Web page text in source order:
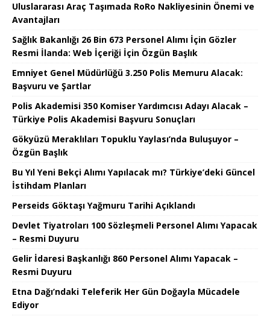
Uluslararası Araç Taşımada RoRo Nakliyesinin Önemi ve
Avantajları
Sağlık Bakanlığı 26 Bin 673 Personel Alımı İçin Gözler
Resmi İlanda: Web İçeriği İçin Özgün Başlık
Emniyet Genel Müdürlüğü 3.250 Polis Memuru Alacak:
Başvuru ve Şartlar
Polis Akademisi 350 Komiser Yardımcısı Adayı Alacak –
Türkiye Polis Akademisi Başvuru Sonuçları
Gökyüzü Meraklıları Topuklu Yaylası’nda Buluşuyor –
Özgün Başlık
Bu Yıl Yeni Bekçi Alımı Yapılacak mı? Türkiye’deki Güncel
İstihdam Planları
Perseids Göktaşı Yağmuru Tarihi Açıklandı
Devlet Tiyatroları 100 Sözleşmeli Personel Alımı Yapacak
– Resmi Duyuru
Gelir İdaresi Başkanlığı 860 Personel Alımı Yapacak –
Resmi Duyuru
Etna Dağı’ndaki Teleferik Her Gün Doğayla Mücadele
Ediyor